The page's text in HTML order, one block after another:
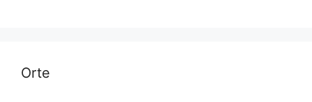
Orte